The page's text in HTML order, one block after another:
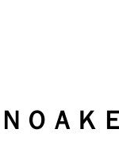
ＯＡＫ